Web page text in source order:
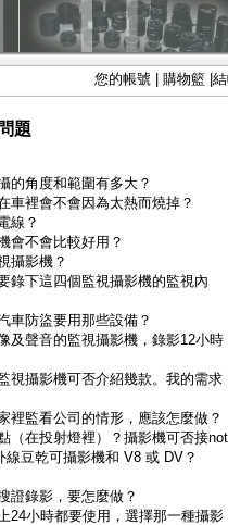
您的帳號 購物籃
室內外)
線照射
題
的角度和範圍有多大？
車裡會不會因為太熱而燒掉？
線？
會不會比較好用？
攝影機？
錄下這四個監視攝影機的監視內
車防盜要用那些設備？
及聲音的監視攝影機，錄影12小時
視攝影機可否介紹幾款。我的需求
裡監看公司的情形，應該怎麼做？
（在投射燈裡）？攝影機可否接not
豆乾可攝影機和 V8 或 DV？
證錄影，要怎麼做？
24小時都要使用，選擇那一種攝影